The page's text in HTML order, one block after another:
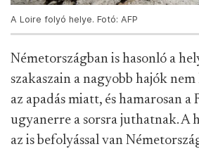
A Loire folyó helye. Fotó: AFP
Németországban is hasonló a
szakaszain a nagyobb hajók
az apadás miatt, és hamarosan a
ugyanerre a sorsra juthatnak. A
az is befolyással van